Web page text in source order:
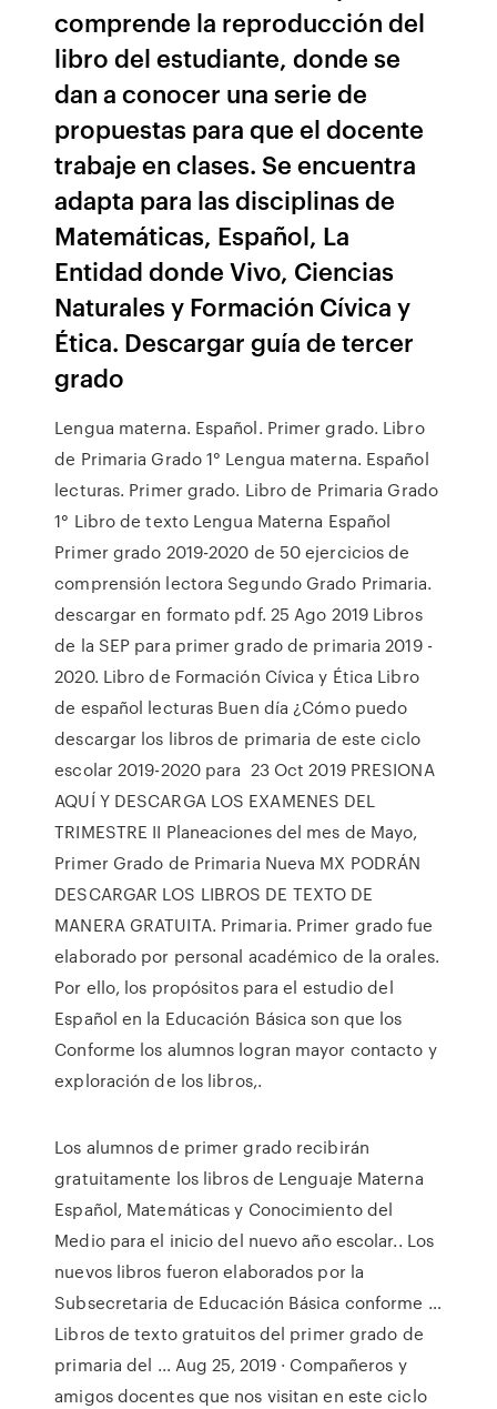
comprende la reproducción del
libro del estudiante, donde se
dan a conocer una serie de
propuestas para que el docente
trabaje en clases. Se encuentra
adapta para las disciplinas de
Matemáticas, Español, La
Entidad donde Vivo, Ciencias
Naturales y Formación Cívica y
Ética. Descargar guía de tercer
grado
Lengua materna. Español. Primer grado. Libro
de Primaria Grado 1° Lengua materna. Español
lecturas. Primer grado. Libro de Primaria Grado
1° Libro de texto Lengua Materna Español
Primer grado 2019-2020 de 50 ejercicios de
comprensión lectora Segundo Grado Primaria.
descargar en formato pdf. 25 Ago 2019 Libros
de la SEP para primer grado de primaria 2019 -
2020. Libro de Formación Cívica y Ética Libro
de español lecturas Buen día ¿Cómo puedo
descargar los libros de primaria de este ciclo
escolar 2019-2020 para 23 Oct 2019 PRESIONA
AQUÍ Y DESCARGA LOS EXAMENES DEL
TRIMESTRE II Planeaciones del mes de Mayo,
Primer Grado de Primaria Nueva MX PODRÁN
DESCARGAR LOS LIBROS DE TEXTO DE
MANERA GRATUITA. Primaria. Primer grado fue
elaborado por personal académico de la orales.
Por ello, los propósitos para el estudio del
Español en la Educación Básica son que los
Conforme los alumnos logran mayor contacto y
exploración de los libros,.
Los alumnos de primer grado recibirán
gratuitamente los libros de Lenguaje Materna
Español, Matemáticas y Conocimiento del
Medio para el inicio del nuevo año escolar.. Los
nuevos libros fueron elaborados por la
Subsecretaria de Educación Básica conforme …
Libros de texto gratuitos del primer grado de
primaria del ... Aug 25, 2019 · Compañeros y
amigos docentes que nos visitan en este ciclo